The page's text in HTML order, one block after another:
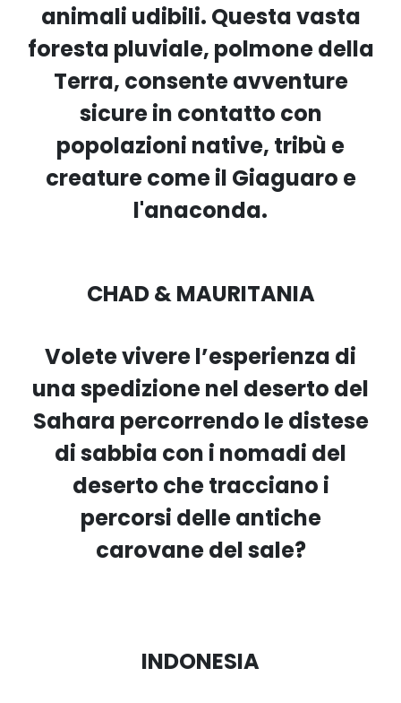
animali udibili. Questa vasta
foresta pluviale, polmone della
Terra, consente avventure
sicure in contatto con
popolazioni native, tribù e
creature come il Giaguaro e
l'anaconda.
CHAD & MAURITANIA
Volete vivere l’esperienza di
una spedizione nel deserto del
Sahara percorrendo le distese
di sabbia con i nomadi del
deserto che tracciano i
percorsi delle antiche
carovane del sale?
INDONESIA